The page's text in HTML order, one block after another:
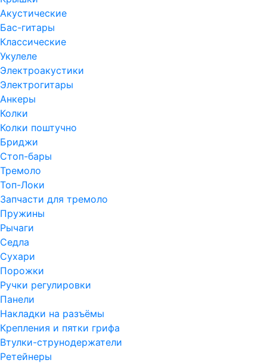
Акустические
Бас-гитары
Классические
Укулеле
Электроакустики
Электрогитары
Анкеры
Колки
Колки поштучно
Бриджи
Стоп-бары
Тремоло
Топ-Локи
Запчасти для тремоло
Пружины
Рычаги
Седла
Сухари
Порожки
Ручки регулировки
Панели
Накладки на разъёмы
Крепления и пятки грифа
Втулки-струнодержатели
Ретейнеры